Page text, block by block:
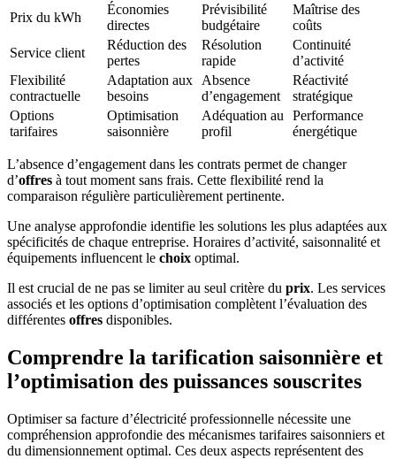
Prix du kWh
Économies
directes
Prévisibilité
budgétaire
Maîtrise des
coûts
Service client
Réduction des
pertes
Résolution
rapide
Continuité
d’activité
Flexibilité
contractuelle
Adaptation aux
besoins
Absence
d’engagement
Réactivité
stratégique
Options
tarifaires
Optimisation
saisonnière
Adéquation au
profil
Performance
énergétique
L’absence d’engagement dans les contrats permet de changer
d’offres à tout moment sans frais. Cette flexibilité rend la
comparaison régulière particulièrement pertinente.
Une analyse approfondie identifie les solutions les plus adaptées aux
spécificités de chaque entreprise. Horaires d’activité, saisonnalité et
équipements influencent le choix optimal.
Il est crucial de ne pas se limiter au seul critère du prix. Les services
associés et les options d’optimisation complètent l’évaluation des
différentes offres disponibles.
Comprendre la tarification saisonnière et
l’optimisation des puissances souscrites
Optimiser sa facture d’électricité professionnelle nécessite une
compréhension approfondie des mécanismes tarifaires saisonniers et
du dimensionnement optimal. Ces deux aspects représentent des